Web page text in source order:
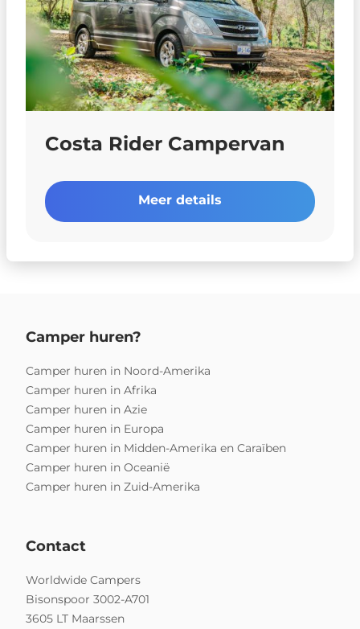
Costa Rider Campervan
Meer details
Camper huren?
Camper huren in Noord-Amerika
Camper huren in Afrika
Camper huren in Azie
Camper huren in Europa
Camper huren in Midden-Amerika en Caraïben
Camper huren in Oceanië
Camper huren in Zuid-Amerika
Contact
Worldwide Campers
Bisonspoor 3002-A701
3605 LT Maarssen